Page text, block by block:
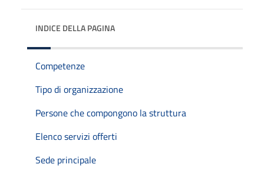
INDICE DELLA PAGINA
Competenze
Tipo di organizzazione
Persone che compongono la struttura
Elenco servizi offerti
Sede principale